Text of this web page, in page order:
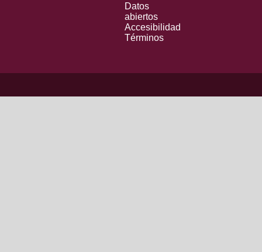
Datos
abiertos
Accesibilidad
Términos